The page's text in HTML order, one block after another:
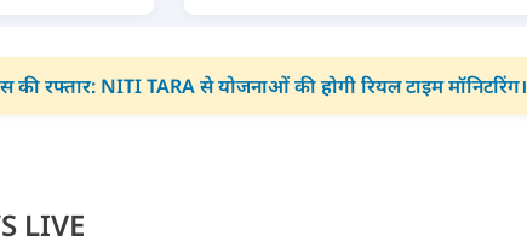
की रफ्तार: NITI TARA से योजनाओं की होगी रियल टाइम मॉनिटरिंग।
LIVE